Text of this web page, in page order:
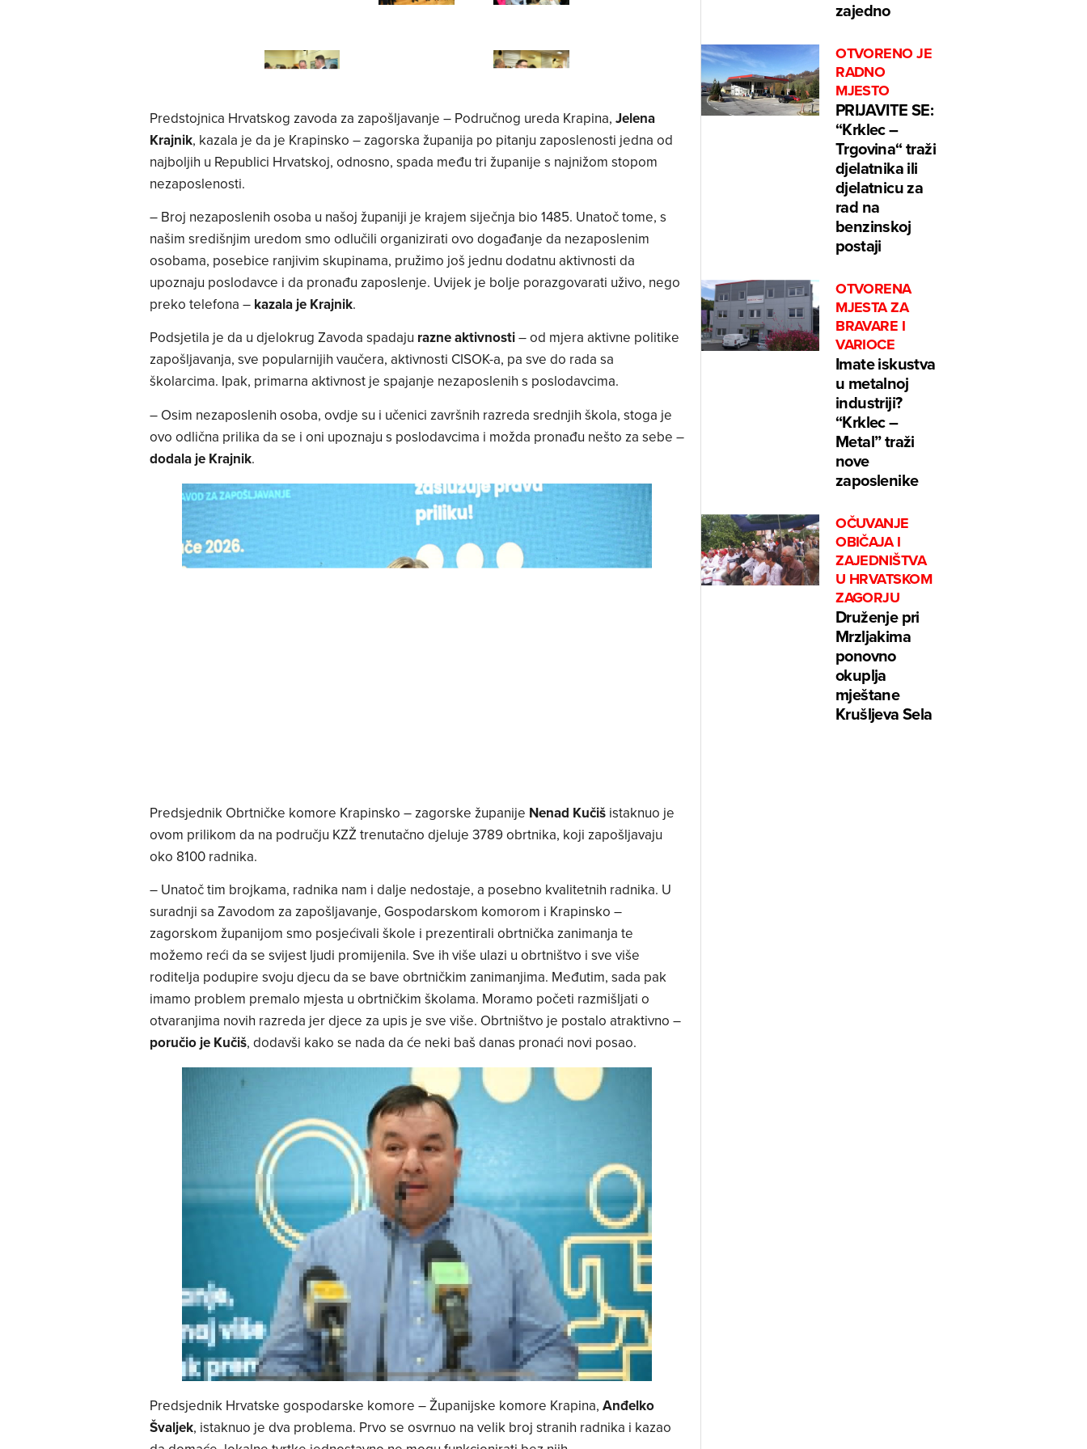
Predstojnica Hrvatskog zavoda za zapošljavanje – Područnog ureda Krapina, Jelena
Krajnik, kazala je da je Krapinsko – zagorska županija po pitanju zaposlenosti jedna od
najboljih u Republici Hrvatskoj, odnosno, spada među tri županije s najnižom stopom
nezaposlenosti.
– Broj nezaposlenih osoba u našoj županiji je krajem siječnja bio 1485. Unatoč tome, s
našim središnjim uredom smo odlučili organizirati ovo događanje da nezaposlenim
osobama, posebice ranjivim skupinama, pružimo još jednu dodatnu aktivnosti da
upoznaju poslodavce i da pronađu zaposlenje. Uvijek je bolje porazgovarati uživo, nego
preko telefona – kazala je Krajnik.
Podsjetila je da u djelokrug Zavoda spadaju razne aktivnosti– od mjera aktivne politike
zapošljavanja, sve popularnijih vaučera, aktivnosti CISOK-a, pa sve do rada sa
školarcima. Ipak, primarna aktivnost je spajanje nezaposlenih s poslodavcima.
– Osim nezaposlenih osoba, ovdje su i učenici završnih razreda srednjih škola, stoga je
ovo odlična prilika da se i oni upoznaju s poslodavcima i možda pronađu nešto za sebe –
dodala je Krajnik.
Predsjednik Obrtničke komore Krapinsko – zagorske županije Nenad Kučišistaknuo je
ovom prilikom da na području KZŽ trenutačno djeluje 3789 obrtnika, koji zapošljavaju
oko 8100 radnika.
– Unatoč tim brojkama, radnika nam i dalje nedostaje, a posebno kvalitetnih radnika. U
suradnji sa Zavodom za zapošljavanje, Gospodarskom komorom i Krapinsko –
zagorskom županijom smo posjećivali škole i prezentirali obrtnička zanimanja te
možemo reći da se svijest ljudi promijenila. Sve ih više ulazi u obrtništvo i sve više
roditelja podupire svoju djecu da se bave obrtničkim zanimanjima. Međutim, sada pak
imamo problem premalo mjesta u obrtničkim školama. Moramo početi razmišljati o
otvaranjima novih razreda jer djece za upis je sve više. Obrtništvo je postalo atraktivno –
poručio je Kučiš, dodavši kako se nada da će neki baš danas pronaći novi posao.
Predsjednik Hrvatske gospodarske komore – Županijske komore Krapina, Anđelko
Švaljek, istaknuo je dva problema. Prvo se osvrnuo na velik broj stranih radnika i kazao
zajedno
OTVORENO JE
RADNO
MJESTO
PRIJAVITE SE:
“Krklec –
Trgovina“ traži
djelatnika ili
djelatnicu za
rad na
benzinskoj
postaji
OTVORENA
MJESTA ZA
BRAVARE I
VARIOCE
Imate iskustva
u metalnoj
industriji?
“Krklec –
Metal” traži
nove
zaposlenike
OČUVANJE
OBIČAJA I
ZAJEDNIŠTVA
U HRVATSKOM
ZAGORJU
Druženje pri
Mrzljakima
ponovno
okuplja
mještane
Krušljeva Sela